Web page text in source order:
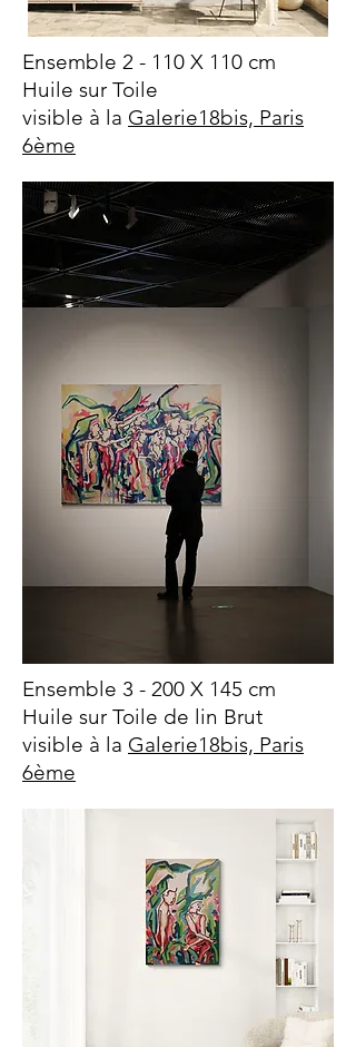
Ensemble 2 - 110 X 110 cm
Huile sur Toile
visible à la Galerie18bis, Paris
6ème
Ensemble 3 - 200 X 145 cm
Huile sur Toile de lin Brut
visible à la Galerie18bis, Paris
6ème